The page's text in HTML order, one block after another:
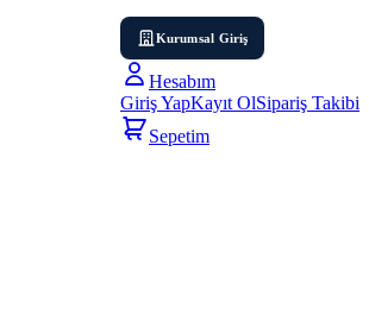
Kurumsal Giriş
Hesabım
Giriş YapKayıt OlSipariş Takibi
Sepetim